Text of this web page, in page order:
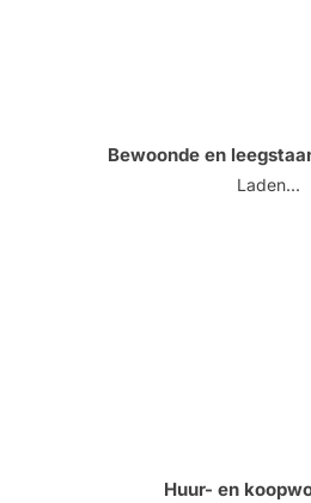
Bewoonde en
Laden...
Huur- en